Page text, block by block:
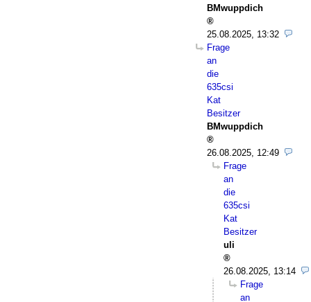
BMwuppdich
25.08.2025, 13:32
Frage
an
die
635csi
Kat
Besitzer
BMwuppdich
26.08.2025, 12:49
Frage
an
die
635csi
Kat
Besitzer
uli
26.08.2025, 13:14
Frage
an